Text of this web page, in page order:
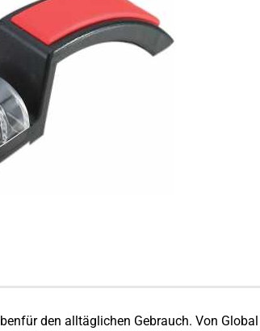
den alltäglichen Gebrauch. Von Global